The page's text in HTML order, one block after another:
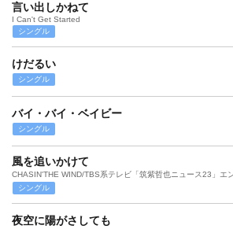
言い出しかねて
I Can't Get Started
シングル
けだるい
シングル
バイ・バイ・ベイビー
シングル
風を追いかけて
シングル
夜空に陽がさしても